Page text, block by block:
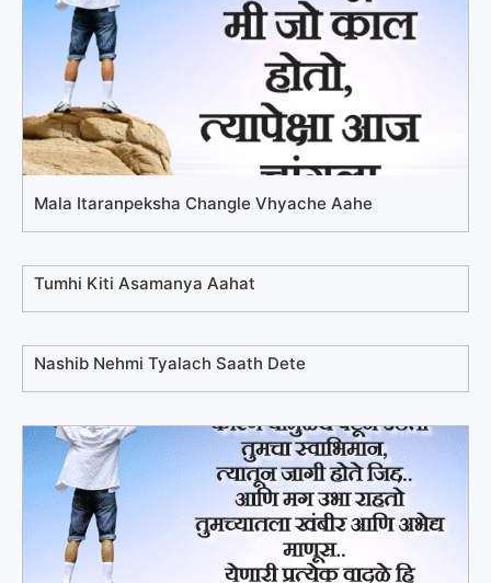
Mala Itaranpeksha Changle Vhyache Aahe
Tumhi Kiti Asamanya Aahat
Nashib Nehmi Tyalach Saath Dete